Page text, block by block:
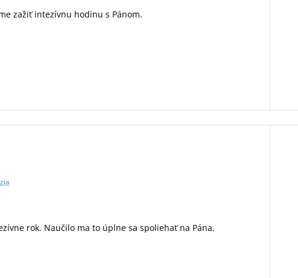
zažiť intezívnu hodinu s Pánom.
rok. Naučilo ma to úplne sa spoliehať na Pána.